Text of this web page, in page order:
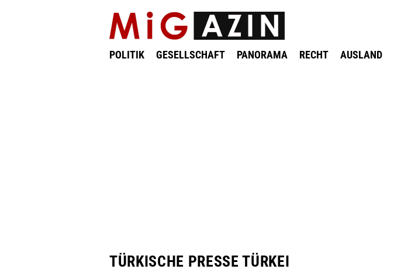
POLITIK GESELLSCHAFT PANORAMA RECHT AUSLAND
TÜRKISCHE PRESSE TÜRKEI